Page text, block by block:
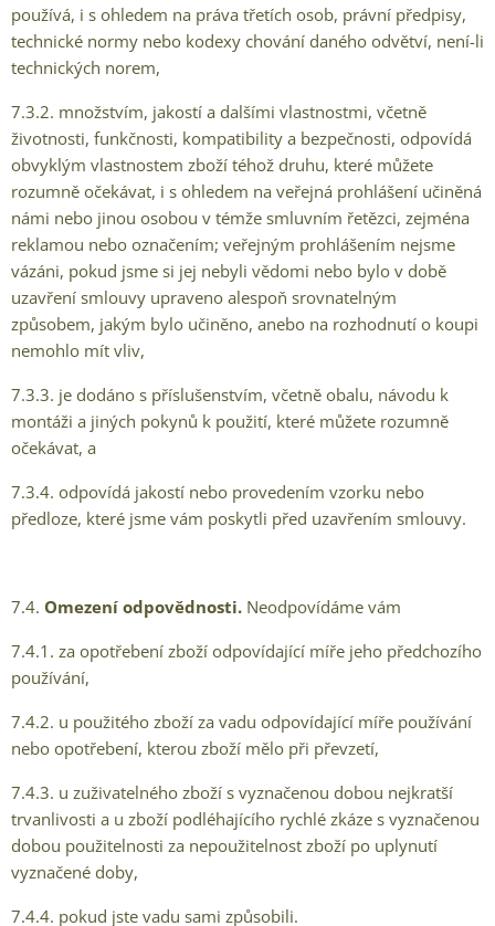
používá, i s ohledem na práva třetích osob, právní předpisy,
technické normy nebo kodexy chování daného odvětví, není-li
technických norem,
7.3.2. množstvím, jakostí a dalšími vlastnostmi, včetně
životnosti, funkčnosti, kompatibility a bezpečnosti, odpovídá
obvyklým vlastnostem zboží téhož druhu, které můžete
rozumně očekávat, i s ohledem na veřejná prohlášení učiněná
námi nebo jinou osobou v témže smluvním řetězci, zejména
reklamou nebo označením; veřejným prohlášením nejsme
vázáni, pokud jsme si jej nebyli vědomi nebo bylo v době
uzavření smlouvy upraveno alespoň srovnatelným
způsobem, jakým bylo učiněno, anebo na rozhodnutí o koupi
nemohlo mít vliv,
7.3.3. je dodáno s příslušenstvím, včetně obalu, návodu k
montáži a jiných pokynů k použití, které můžete rozumně
očekávat, a
7.3.4. odpovídá jakostí nebo provedením vzorku nebo
předloze, které jsme vám poskytli před uzavřením smlouvy.
7.4. Omezení odpovědnosti. Neodpovídáme vám
7.4.1. za opotřebení zboží odpovídající míře jeho předchozího
používání,
7.4.2. u použitého zboží za vadu odpovídající míře používání
nebo opotřebení, kterou zboží mělo při převzetí,
7.4.3. u zuživatelného zboží s vyznačenou dobou nejkratší
trvanlivosti a u zboží podléhajícího rychlé zkáze s vyznačenou
dobou použitelnosti za nepoužitelnost zboží po uplynutí
vyznačené doby,
7.4.4. pokud jste vadu sami způsobili.